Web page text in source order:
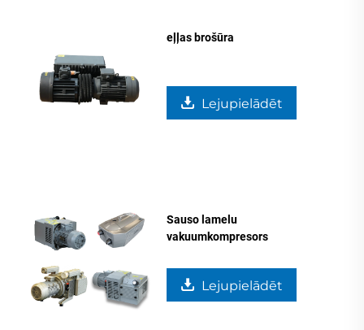
eļļas brošūra
Lejupielādēt
Sauso lamelu
vakuumkompresors
Lejupielādēt